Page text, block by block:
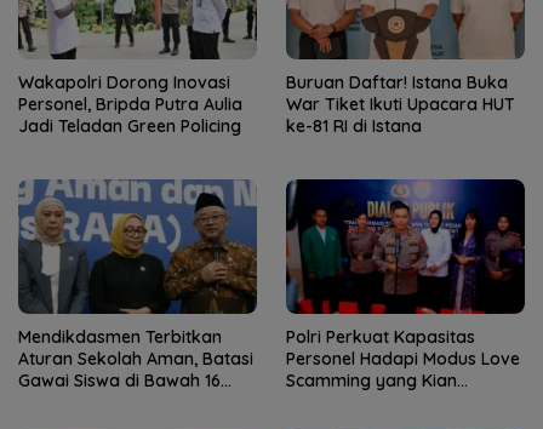
Wakapolri Dorong Inovasi
Personel, Bripda Putra Aulia
Jadi Teladan Green Policing
Buruan Daftar! Istana Buka
War Tiket Ikuti Upacara HUT
ke-81 RI di Istana
Mendikdasmen Terbitkan
Aturan Sekolah Aman, Batasi
Gawai Siswa di Bawah 16
Polri Perkuat Kapasitas
Personel Hadapi Modus Love
Scamming yang Kian